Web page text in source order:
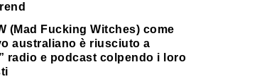
(Mad Fucking Witches) come
australiano è riusciuto a
radio e podcast colpendo i loro